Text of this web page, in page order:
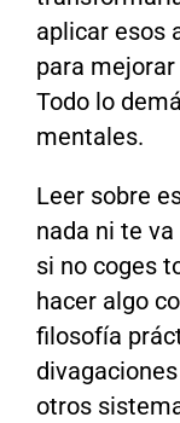
aplicar esos
para
Todo lo
mentales.
Leer sobre
nada ni te
si no coges
hacer algo
filosofía
otros